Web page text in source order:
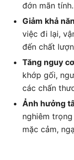
đớn mãn tính.
Giảm khả
việc đi lại,
đến chất
Tăng nguy
khớp gối,
các chấn
Ảnh hưởng
nghiêm
mặc cảm,